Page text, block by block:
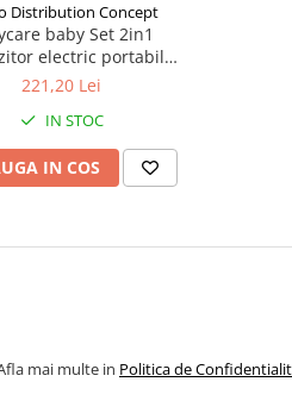
Distribution Concept
baby Set 2in1
electric portabil
biberoane si dozator
221,20 Lei
IN STOC
IN COS
mai multe in Politica de